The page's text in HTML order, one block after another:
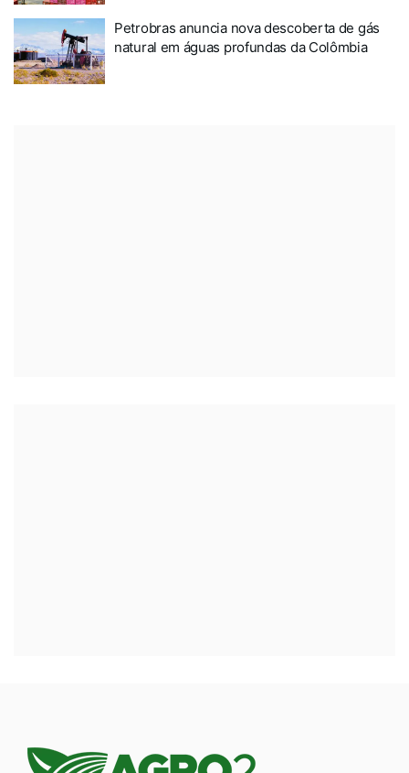
Petrobras anuncia nova descoberta de gás
natural em águas profundas da Colômbia